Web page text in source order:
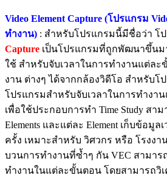
Video Element Capture (โปรแกรม
ทำงาน) : สำหรับโปรแกรมนี้มีชื่อว่า โ
Capture เป็นโปรแกรมที่ถูกพัฒนาขึ้นม
ใช้ สำหรับจับเวลาในการทำงานแต่ล
งาน ต่างๆ ได้จากกล้องวิดีโอ สำหรับโ
โปรแกรมสำหรับจับเวลาในการทำงา
เพื่อใช้ประกอบการทำ Time Study สาม
Elements และแต่ละ Element เก็บข้อมูล
ครั้ง เหมาะสำหรับ วิศวกร หรือ โรงง
บวนการทำงานที่ซ้ำๆ กัน VEC สามาร
ทำงานในแต่ละขั้นตอน โดยสามารถวิ